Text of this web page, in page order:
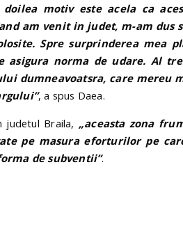
motiv este acela ca
am venit in judet, m-am dus
Spre surprinderea mea
asigura norma de udare. Al
dumneavoatsra, care mereu
, a spus Daea.
judetul Braila, „aceasta zona
pe masura eforturilor pe
de subventii”.